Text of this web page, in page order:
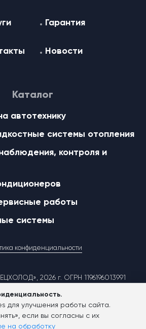
Гарантия
Новости
Каталог
автотехнику
cистемы отопления
контроля и
работы
системы
2026 г. ОГРН 1196196013991
конфиденциальности
персональных данных
для улучшения работы сайта.
если вы согласны с их
на обработку